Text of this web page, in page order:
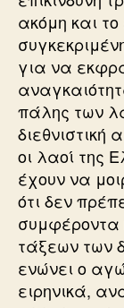
ακόμη και
για να
πάλης των
οι λαοί της
έχουν να
ότι δεν
συμφέροντα
τάξεων των
ενώνει ο
ειρηνικά,